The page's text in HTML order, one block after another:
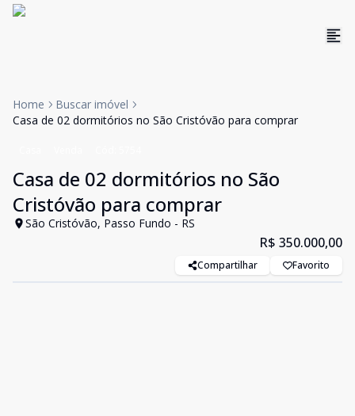
Home
Buscar imóvel
Casa de 02 dormitórios no São Cristóvão para comprar
Casa de 02 dormitórios no São
Cristóvão para comprar
São Cristóvão, Passo Fundo - RS
R$ 350.000,00
Compartilhar Favorito